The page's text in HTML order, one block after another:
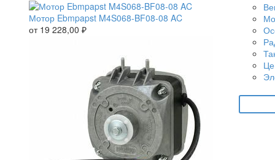
Мотор Ebmpapst M4S068-BF08-08 AC
от 19 228,00 ₽